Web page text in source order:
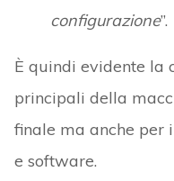
configurazione”.
È quindi evidente la
principali della
finale ma anche per
e software.